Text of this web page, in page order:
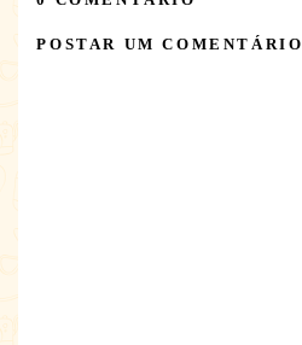
POSTAR UM COMENTÁRIO